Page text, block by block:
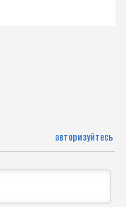
авторизуйтесь